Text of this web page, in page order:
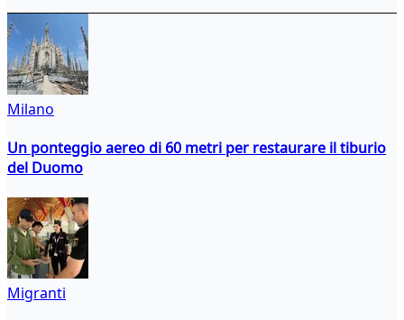
Milano
Un ponteggio aereo di 60 metri per restaurare il tiburio
del Duomo
Migranti